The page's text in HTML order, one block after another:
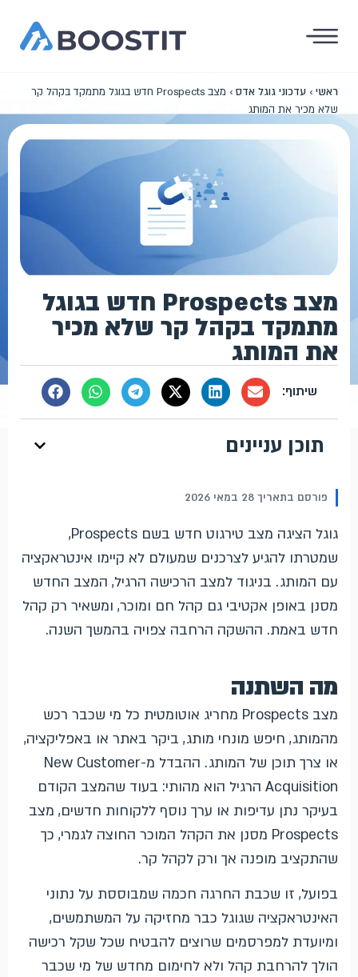
ראשי › עדכוני גוגל אדס ›
מצב Prospects חדש בגוגל מתמקד בקהל קר
שלא מכיר את המותג
מצב Prospects חדש בגוגל
מתמקד בקהל קר שלא מכיר
את המותג
תוכן עניינים
פורסם בתאריך 28 במאי 2026
גוגל הציגה מצב טירגוט חדש בשם Prospects,
שמטרתו להגיע לצרכנים שמעולם לא קיימו אינטראקציה
עם המותג. בניגוד למצב הרכישה הרגיל, המצב החדש
מסנן באופן אקטיבי גם קהל חם ומוכר, ומשאיר רק קהל
חדש באמת. ההשקה הרחבה צפויה בהמשך השנה.
מה השתנה
מצב Prospects מחריג אוטומטית כל מי שכבר רכש
מהמותג, חיפש מונחי מותג, ביקר באתר או באפליקציה,
או צרך תוכן של המותג. ההבדל מ-New Customer
Acquisition הרגיל הוא מהותי: בעוד שהמצב הקודם
בעיקר נתן עדיפות או ערך נוסף ללקוחות חדשים, מצב
Prospects מסנן את הקהל המוכר החוצה לגמרי, כך
שהתקציב מופנה אך ורק לקהל קר.
בפועל, זו שכבת החרגה חכמה שמבוססת על נתוני
האינטראקציה שגוגל כבר מחזיקה על המשתמשים,
ומיועדת למפרסמים שרוצים להבטיח שכל שקל רכישה
הולך להרחבת קהל ולא לחימום מחדש של מי שכבר